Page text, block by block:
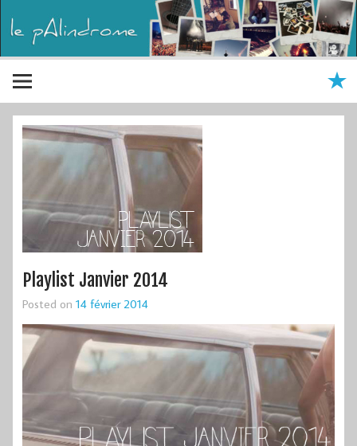
Playlist Janvier 2014
Posted on 14 février 2014